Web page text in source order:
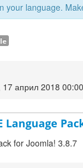
your language.
17 април 2018 00:00
Language
for Joomla! 3.8.7